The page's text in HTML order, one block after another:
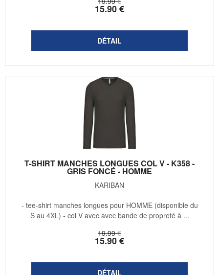
15.90€
T-SHIRT MANCHES LONGUES COL V - K358 -
GRIS FONCÉ - HOMME
KARIBAN
19.99 €
15.90€
- tee-shirt manches longues pour HOMME (disponible du
S au 4XL) - col V avec avec bande de propreté à ...